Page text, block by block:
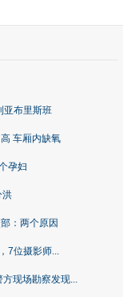
亚布里斯班
车厢内缺氧
孕妇
洪
：两个原因
7位摄影师...
现场勘察发现...